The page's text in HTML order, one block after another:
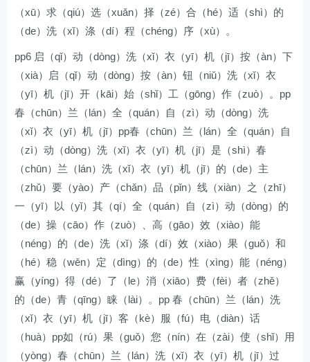
（xū）求（qiú）选（xuǎn）择（zé）合（hé）适（shì）的
（de）洗（xǐ）涤（dí）程（chéng）序（xù）。
pp6 启（qǐ）动（dòng）洗（xǐ）衣（yī）机（jī）按（àn）下
（xià）启（qǐ）动（dòng）按（àn）钮（niǔ）洗（xǐ）衣
（yī）机（jī）开（kāi）始（shǐ）工（gōng）作（zuò）。pp
春（chūn）兰（lán）全（quán）自（zì）动（dòng）洗
（xǐ）衣（yī）机（jī）pp春（chūn）兰（lán）全（quán）自
（zì）动（dòng）洗（xǐ）衣（yī）机（jī）是（shì）春
（chūn）兰（lán）洗（xǐ）衣（yī）机（jī）的（de）主
（zhǔ）要（yào）产（chǎn）品（pǐn）线（xiàn）之（zhī）
一（yī）以（yǐ）其（qí）全（quán）自（zì）动（dòng）的
（de）操（cāo）作（zuò）、高（gāo）效（xiào）能
（néng）的（de）洗（xǐ）涤（dí）效（xiào）果（guǒ）和
（hé）稳（wěn）定（dìng）的（de）性（xìng）能（néng）
赢（yíng）得（dé）了（le）消（xiāo）费（fèi）者（zhě）
的（de）青（qīng）睐（lài）。pp 春（chūn）兰（lán）洗
（xǐ）衣（yī）机（jī）客（kè）服（fú）电（diàn）话
（huà）pp如（rú）果（guǒ）您（nín）在（zài）使（shǐ）用
（yòng）春（chūn）兰（lán）洗（xǐ）衣（yī）机（jī）过